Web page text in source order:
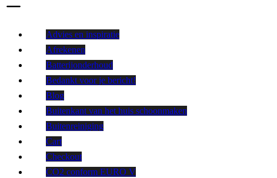
Advies en inspiratie
Afrekenen
Batterijonderhoud
Bedankt voor je bericht!
Blog
Buitenkant van het huis schoonmaken
Buitenreiniging
Cart
Checkout
CO2 conform EURO V